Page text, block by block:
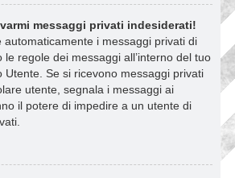
messaggi privati indesiderati!
automaticamente i messaggi privati ​​di
le regole dei messaggi all’interno del tuo
Utente. Se si ricevono messaggi privati
utente, segnala i messaggi ai
il potere di impedire a un utente di